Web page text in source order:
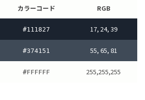
カラーコード RGB
#111827 17, 24, 39
#374151 55, 65, 81
#FFFFFF 255,255,255